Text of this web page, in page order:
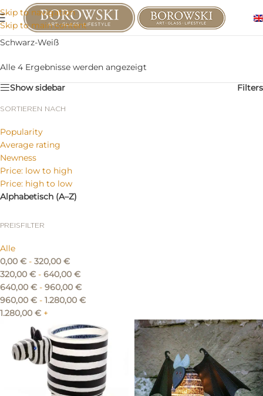
Skip to navigation
Skip to main content
Schwarz-Weiß
Alle 4 Ergebnisse werden angezeigt
Show sidebar
Filters
SORTIEREN NACH
Popularity
Average rating
Newness
Price: low to high
Price: high to low
Alphabetisch (A–Z)
PREISFILTER
Alle
0,00 € - 320,00 €
320,00 € - 640,00 €
640,00 € - 960,00 €
960,00 € - 1.280,00 €
1.280,00 € +